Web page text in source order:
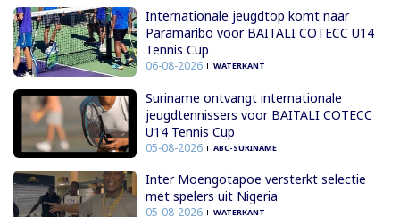
Internationale jeugdtop komt naar
Paramaribo voor BAITALI COTECC U14
Tennis Cup
06-08-2026 WATERKANT
Suriname ontvangt internationale
jeugdtennissers voor BAITALI COTECC
U14 Tennis Cup
05-08-2026 ABC-SURINAME
Inter Moengotapoe versterkt selectie
met spelers uit Nigeria
05-08-2026 WATERKANT